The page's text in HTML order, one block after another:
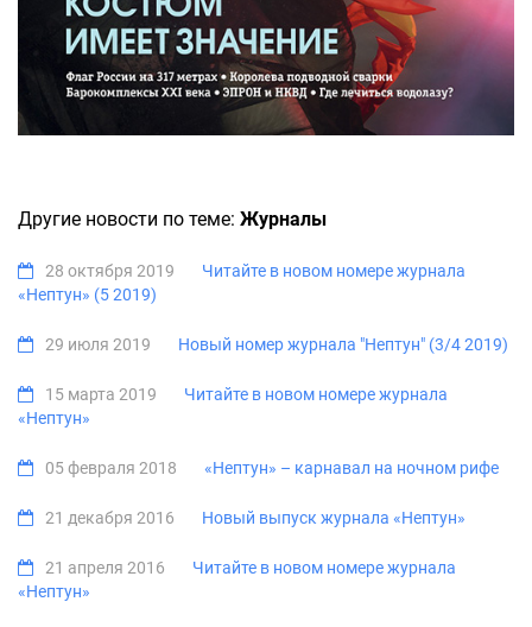
Другие новости по теме: Журналы
28 октября 2019
Читайте в новом номере журнала
«Нептун» (5 2019)
29 июля 2019 Новый номер журнала "Нептун" (3/4 2019)
15 марта 2019
Читайте в новом номере журнала
«Нептун»
05 февраля 2018 «Нептун» – карнавал на ночном рифе
21 декабря 2016 Новый выпуск журнала «Нептун»
21 апреля 2016
Читайте в новом номере журнала
«Нептун»